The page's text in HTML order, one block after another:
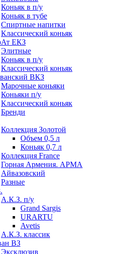
Коньяк в п/у
Коньяк в тубе
Спиртные напитки
Классический коньяк
ЕКЗ
Элитные
Коньяк в п/у
Классический коньяк
ВКЗ
Марочные коньяки
Коньяки п/у
Классический коньяк
Бренди
Коллекция Золотой
Объем 0,5 л
Коньяк 0,7 л
Коллекция France
Горная Армения. АРМА
Айвазовский
Разные
А.К.З. п/у
Grand Sargis
URARTU
Avetis
А.К.З. классик
ВЗ
Эксклюзив